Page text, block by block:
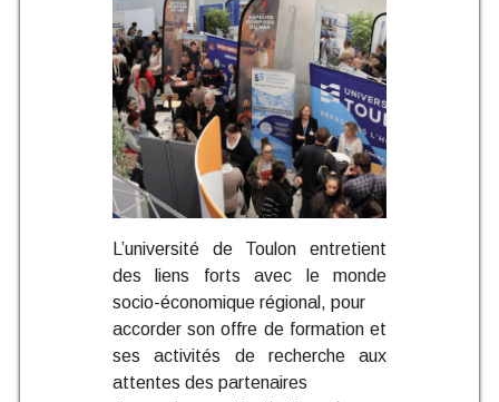
L’université de Toulon entretient
des liens forts avec le monde
socio-économique régional, pour
accorder son offre de formation et
ses activités de recherche aux
attentes des partenaires